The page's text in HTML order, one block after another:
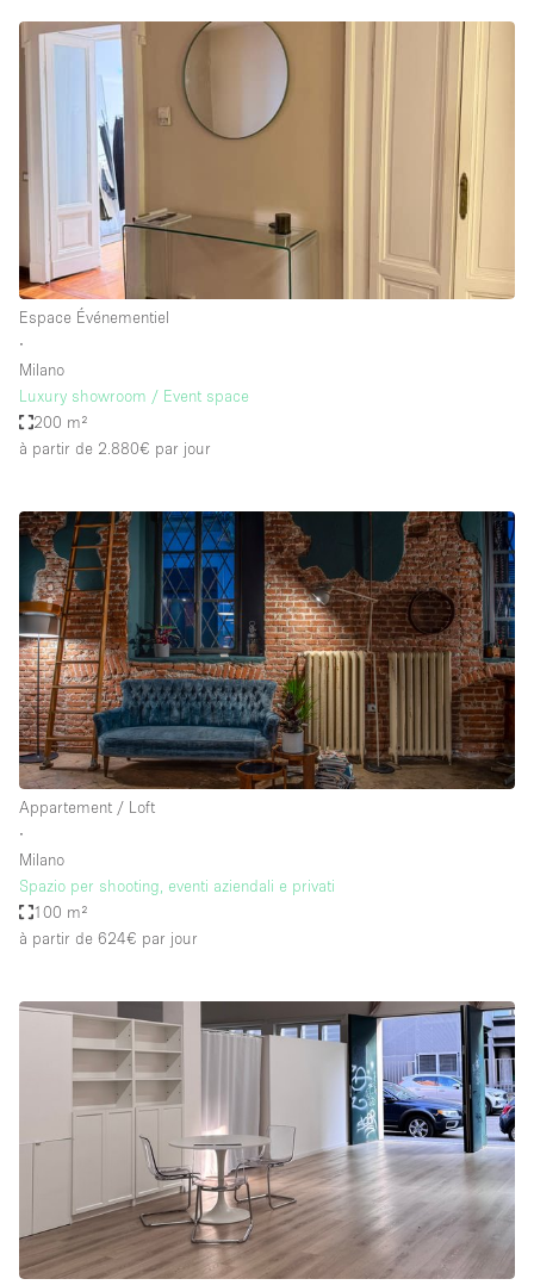
Espace Événementiel
∙
Milano
Luxury showroom / Event space
200 m²
à partir de 2.880€ par jour
Appartement / Loft
∙
Milano
Spazio per shooting, eventi aziendali e privati
100 m²
à partir de 624€ par jour